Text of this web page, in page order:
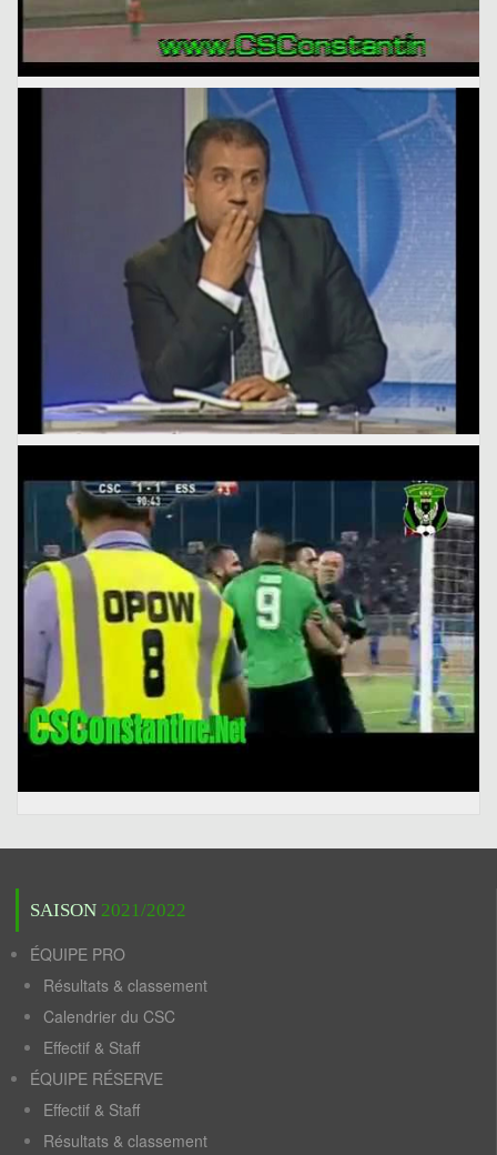
SAISON 2021/2022
ÉQUIPE PRO
Résultats & classement
Calendrier du CSC
Effectif & Staff
ÉQUIPE RÉSERVE
Effectif & Staff
Résultats & classement